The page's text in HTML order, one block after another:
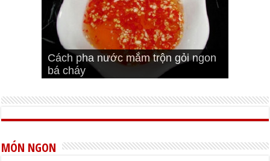
Cách pha nước mắm trộn gỏi ngon
bá cháy
Bí quyết để chiên đậu hũ giòn ngon
Cách ướp sườn non nướng ngon
đúng vị
Cách ướp thịt heo chiên ngon mềm
Bật mí cách ướp sườn cơm tấm
ngon
MÓN NGON